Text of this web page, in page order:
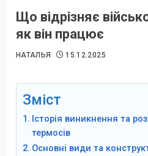
Що відрізняє
як він працює
НАТАЛЬЯ 15.12.2025
Зміст
Історія виникнення та
термосів
Основні види та